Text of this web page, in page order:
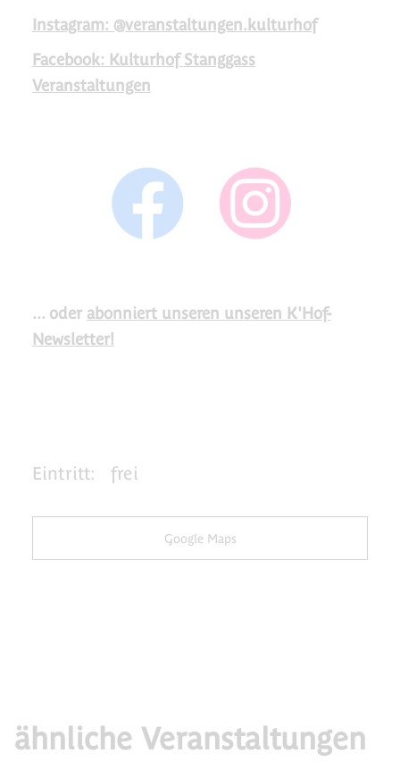
Instagram: @veranstaltungen.kulturhof
Facebook: Kulturhof Stanggass
Veranstaltungen
... oder abonniert unseren unseren K'Hof-
Newsletter!
Eintritt: frei
Google Maps
ähnliche Veranstaltungen